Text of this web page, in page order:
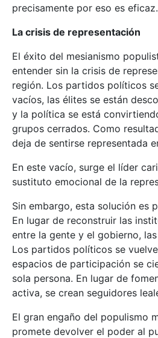
precisamente por eso es eficaz.
La crisis de representación
El éxito del mesianismo
entender sin la crisis de
región. Los partidos políticos
vacíos, las élites se están
y la política se está
grupos cerrados. Como
deja de sentirse representada
En este vacío, surge el líder
sustituto emocional de la
Sin embargo, esta solución es
En lugar de reconstruir las
entre la gente y el gobierno,
Los partidos políticos se
espacios de participación se
sola persona. En lugar de
activa, se crean seguidores
El gran engaño del populismo
promete devolver el poder al